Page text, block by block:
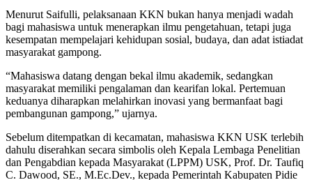
Menurut Saifulli, pelaksanaan KKN bukan hanya menjadi wadah
bagi mahasiswa untuk menerapkan ilmu pengetahuan, tetapi juga
kesempatan mempelajari kehidupan sosial, budaya, dan adat istiadat
masyarakat gampong.
“Mahasiswa datang dengan bekal ilmu akademik, sedangkan
masyarakat memiliki pengalaman dan kearifan lokal. Pertemuan
keduanya diharapkan melahirkan inovasi yang bermanfaat bagi
pembangunan gampong,” ujarnya.
Sebelum ditempatkan di kecamatan, mahasiswa KKN USK terlebih
dahulu diserahkan secara simbolis oleh Kepala Lembaga Penelitian
dan Pengabdian kepada Masyarakat (LPPM) USK, Prof. Dr. Taufiq
C. Dawood, SE., M.Ec.Dev., kepada Pemerintah Kabupaten Pidie